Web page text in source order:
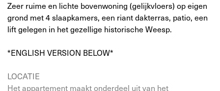
Zeer ruime en lichte bovenwoning (gelijkvloers) op eigen
grond met 4 slaapkamers, een riant dakterras, patio, een
lift gelegen in het gezellige historische Weesp.
*ENGLISH VERSION BELOW*
LOCATIE
Het appartement maakt onderdeel uit van het